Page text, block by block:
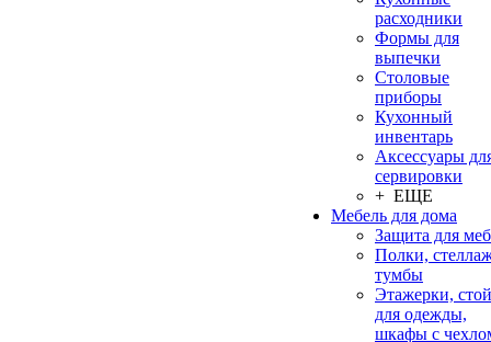
расходники
Формы для
выпечки
Столовые
приборы
Кухонный
инвентарь
Аксессуары
сервировки
+ ЕЩЕ
Мебель для дома
Защита для
Полки,
тумбы
Этажерки,
для одежды,
шкафы с